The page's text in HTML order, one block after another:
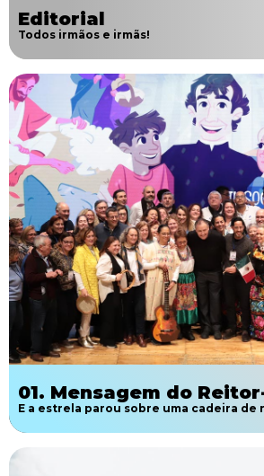
Editorial
Todos irmãos e irmãs!
01. Mensagem do
E a estrela parou sobre uma cadeira de